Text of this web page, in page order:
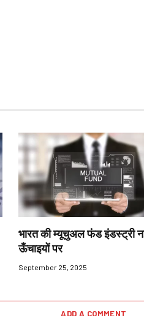
भारत की म्यूचुअल फंड इंडस्ट्री
ऊँचाइयों पर
September 25, 2025
ADD A COMMENT